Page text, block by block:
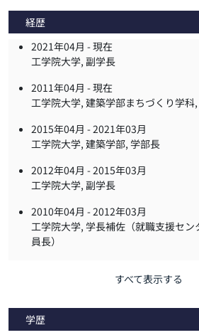
経歴
2021年04月 -現在
工学院大学, 副学長
2011年04月 -現在
工学院大学, 建築学部まちづくり学科
2015年04月 -2021年03月
工学院大学, 建築学部, 学部長
2012年04月 -2015年03月
工学院大学, 副学長
2010年04月 -2012年03月
工学院大学, 学長補佐（就職支援セ
員長）
すべて表示する
学歴